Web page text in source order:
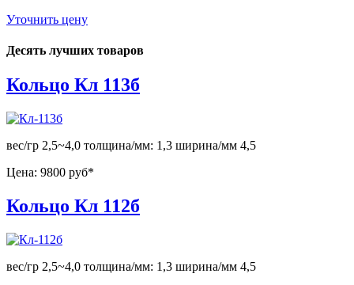
Уточнить цену
Десять лучших товаров
Кольцо Кл 113б
вес/гр 2,5~4,0 толщина/мм: 1,3 ширина/мм 4,5
Цена: 9800 руб*
Кольцо Кл 112б
вес/гр 2,5~4,0 толщина/мм: 1,3 ширина/мм 4,5